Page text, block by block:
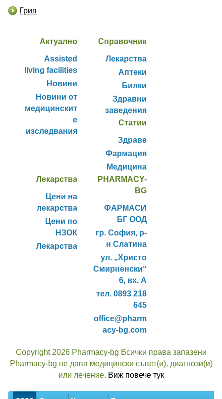
Грип
Актуално
Assisted
living facilities
Новини
Новини от
медицинскит
е
изследвания
Справочник
Лекарства
Аптеки
Билки
Здравни
заведения
Статии
Здраве
Фармация
Медицина
Лекарства
Цени на
лекарства
Цени по
НЗОК
Лекарства
PHARMACY-
BG
ФАРМАСИ
БГ ООД
гр. София, р-
н Слатина
ул. „Христо
Смирненски“
6, вх. А
тел. 0893 218
645
office@pharm
acy-bg.com
Copyright 2026 Pharmacy-bg Всички права запазени
Pharmacy-bg не дава медицински съвет(и), диагнози(и)
или лечение. Виж повече тук